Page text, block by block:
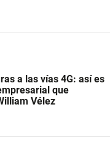
a las vías 4G: así es
que
Vélez